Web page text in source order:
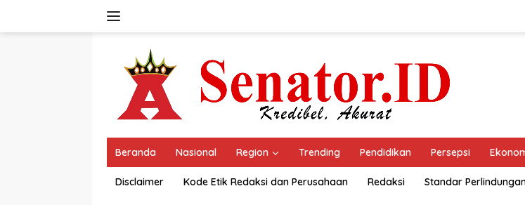
Beranda Nasional Region Trending Pendidikan Persepsi
Disclaimer Kode Etik Redaksi dan Perusahaan Redaksi Standar